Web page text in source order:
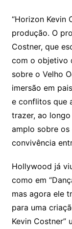
“Horizon Kevin
produção. O
Costner, que
com o objetivo
sobre o Velho
imersão em
e conflitos que
trazer, ao
amplo sobre
convivência
Hollywood já
como em
mas agora ele
para uma
Kevin Costner”